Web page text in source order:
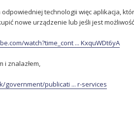
technologii więc aplikacja,
nowe urządzenie lub jeśli jest
watch?time_cont ... KxquWDt6yA
i znalazłem,
government/publicati ... r-services